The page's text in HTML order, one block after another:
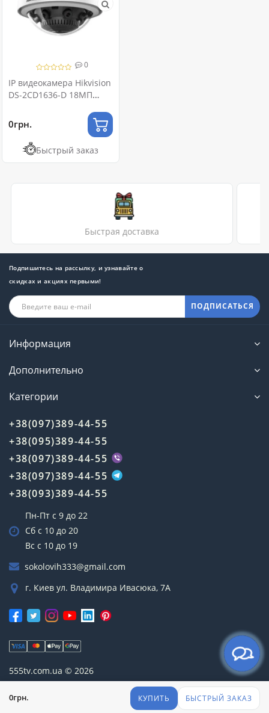
0грн. КУПИТЬ БЫСТРЫЙ ЗАКАЗ
0
IP видеокамера Hikvision
DS-2CD1636-D 18МП
0грн.
Быстрый заказ
Быстрая доставка
Подпишитесь на рассылку, и узнавайте о
скидках и акциях первыми!
ПОДПИСАТЬСЯ
Информация
Дополнительно
Категории
+38(097)389-44-55
+38(095)389-44-55
+38(097)389-44-55
+38(097)389-44-55
+38(093)389-44-55
Пн-Пт с 9 до 22
Сб с 10 до 20
Вс с 10 до 19
sokolovih333@gmail.com
г. Киев ул. Владимира Ивасюка, 7А
555tv.com.ua © 2026